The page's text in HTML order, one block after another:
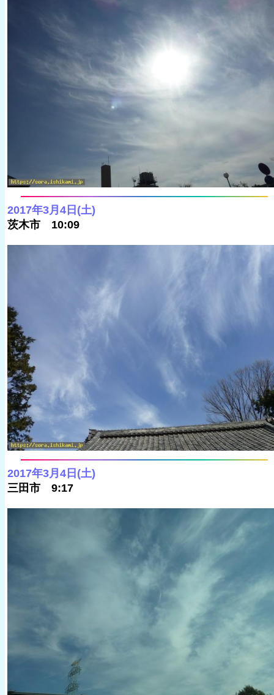
2017年3月4日(土)
茨木市 10:09
2017年3月4日(土)
三田市 9:17